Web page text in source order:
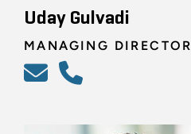
Uday Gulvadi
MANAGING DIRECTOR